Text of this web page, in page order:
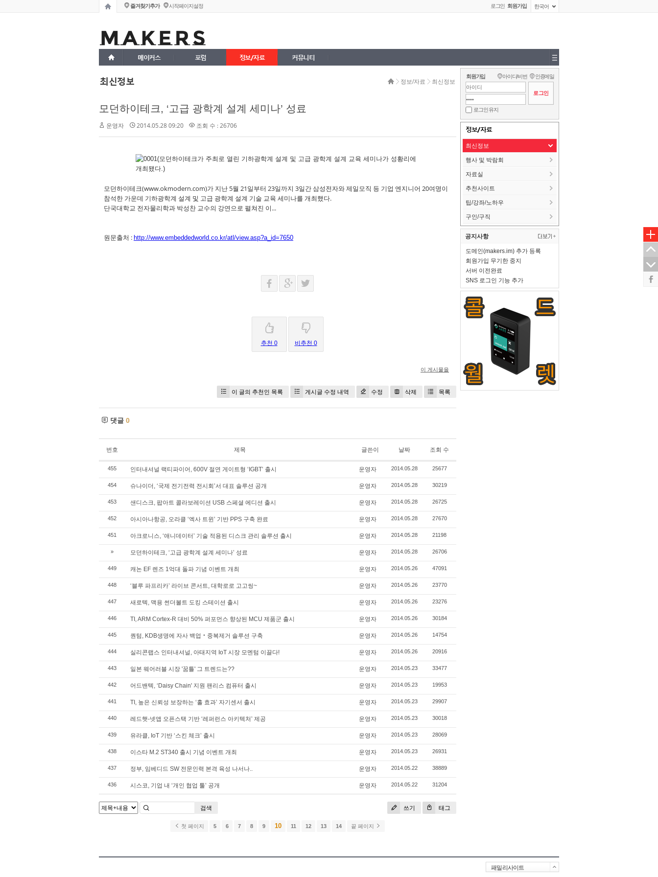
즐겨찾기추가 시작페이지설정 로그인 회원가입 한국어
메이커스 포럼 정보/자료 커뮤니티
최신정보 정보/자료 최신정보
모던하이테크, ‘고급 광학계 설계 세미나’ 성료
운영자 2014.05.28 09:20 조회 수 : 26706
모던하이테크(www.okmodern.com)가 지난 5월 21일부터 23일까지 3일간 삼성전자와 제일모직 등 기업 엔지니어 20여명이
참석한 가운데 기하광학계 설계 및 고급 광학계 설계 기술 교육 세미나를 개최했다.
단국대학교 전자물리학과 박성찬 교수의 강연으로 펼쳐진 이...
원문출처 : http://www.embeddedworld.co.kr/atl/view.asp?a_id=7650
추천 0 비추천 0
이 게시물을
이 글의 추천인 목록 게시글 수정 내역 수정 삭제 목록
댓글 0
번호 제목 글쓴이 날짜 조회 수
455 인터내셔널 랙티파이어, 600V 절연 게이트형 ‘IGBT’ 출시 운영자 2014.05.28 25677
454 슈나이더, ‘국제 전기전력 전시회’서 대표 솔루션 공개 운영자 2014.05.28 30219
453 샌디스크, 팝아트 콜라보레이션 USB 스페셜 에디션 출시 운영자 2014.05.28 26725
452 아시아나항공, 오라클 ‘엑사 트윈’ 기반 PPS 구축 완료 운영자 2014.05.28 27670
451 아크로니스, ‘애니데이터’ 기술 적용된 디스크 관리 솔루션 출시 운영자 2014.05.28 21198
» 모던하이테크, ‘고급 광학계 설계 세미나’ 성료 운영자 2014.05.28 26706
449 캐논 EF 렌즈 1억대 돌파 기념 이벤트 개최 운영자 2014.05.26 47091
448 ‘블루 파프리카’ 라이브 콘서트, 대학로로 고고씽~ 운영자 2014.05.26 23770
447 새로텍, 맥용 썬더볼트 도킹 스테이션 출시 운영자 2014.05.26 23276
446 TI, ARM Cortex-R 대비 50% 퍼포먼스 향상된 MCU 제품군 출시 운영자 2014.05.26 30184
445 퀀텀, KDB생명에 자사 백업‧중복제거 솔루션 구축 운영자 2014.05.26 14754
444 실리콘랩스 인터내셔널, 아태지역 IoT 시장 모멘텀 이끌다! 운영자 2014.05.26 20916
443 일본 웨어러블 시장 '꿈틀' 그 트렌드는?? 운영자 2014.05.23 33477
442 어드밴텍, ‘Daisy Chain' 지원 팬리스 컴퓨터 출시 운영자 2014.05.23 19953
441 TI, 높은 신뢰성 보장하는 ‘홀 효과’ 자기센서 출시 운영자 2014.05.23 29907
440 레드햇-넷앱 오픈스택 기반 ‘레퍼런스 아키텍처’ 제공 운영자 2014.05.23 30018
439 유라클, IoT 기반 ‘스킨 체크’ 출시 운영자 2014.05.23 28069
438 이스타 M.2 ST340 출시 기념 이벤트 개최 운영자 2014.05.23 26931
437 정부, 임베디드 SW 전문인력 본격 육성 나서나.. 운영자 2014.05.22 38889
436 시스코, 기업 내 ‘개인 협업 툴’ 공개 운영자 2014.05.22 31204
쓰기 태그
검색
첫 페이지 5 6 7 8 9 10 11 12 13 14 끝 페이지
회원가입 아이디/비번 인증메일
로그인 유지
정보/자료
최신정보
행사 및 박람회
자료실
추천사이트
팁/강좌/노하우
구인/구직
공지사항
도메인(makers.im) 추가 등록
회원가입 무기한 중지
서버 이전완료
SNS 로그인 기능 추가
패밀리사이트